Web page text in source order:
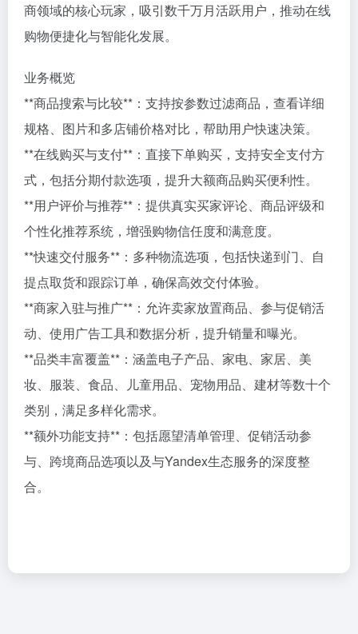
商领域的核心玩家，吸引数千万月活跃用户，推动在线
购物便捷化与智能化发展。
业务概览
**商品搜索与比较**：支持按参数过滤商品，查看详细
规格、图片和多店铺价格对比，帮助用户快速决策。
**在线购买与支付**：直接下单购买，支持安全支付方
式，包括分期付款选项，提升大额商品购买便利性。
**用户评价与推荐**：提供真实买家评论、商品评级和
个性化推荐系统，增强购物信任度和满意度。
**快速交付服务**：多种物流选项，包括快递到门、自
提点取货和跟踪订单，确保高效交付体验。
**商家入驻与推广**：允许卖家放置商品、参与促销活
动、使用广告工具和数据分析，提升销量和曝光。
**品类丰富覆盖**：涵盖电子产品、家电、家居、美
妆、服装、食品、儿童用品、宠物用品、建材等数十个
类别，满足多样化需求。
**额外功能支持**：包括愿望清单管理、促销活动参
与、跨境商品选项以及与Yandex生态服务的深度整
合。